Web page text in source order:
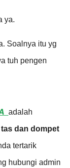
ya.
Soalnya itu yg
tuh pengen
adalah
tas dan dompet
tertarik
hubungi admin